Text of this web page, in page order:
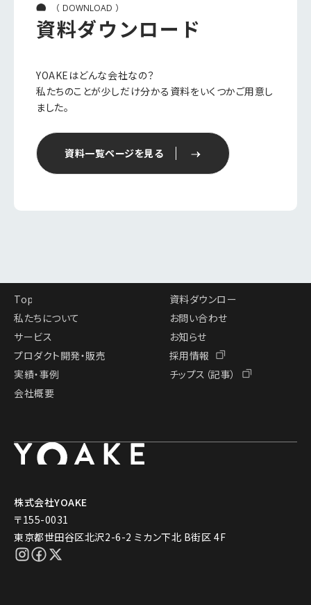
（ DOWNLOAD ）
資料ダウンロード
YOAKEはどんな会社なの？
私たちのことが少しだけ分かる資料をいくつかご用意し
ました。
資料一覧ページを見る
Top
私たちについて
サービス
プロダクト開発・販売
実績・事例
会社概要
資料ダウンロー
ド
お問い合わせ
お知らせ
採用情報
チップス（記事）
株式会社YOAKE
〒155-0031
東京都世田谷区北沢2-6-2 ミカン下北 B街区 4F